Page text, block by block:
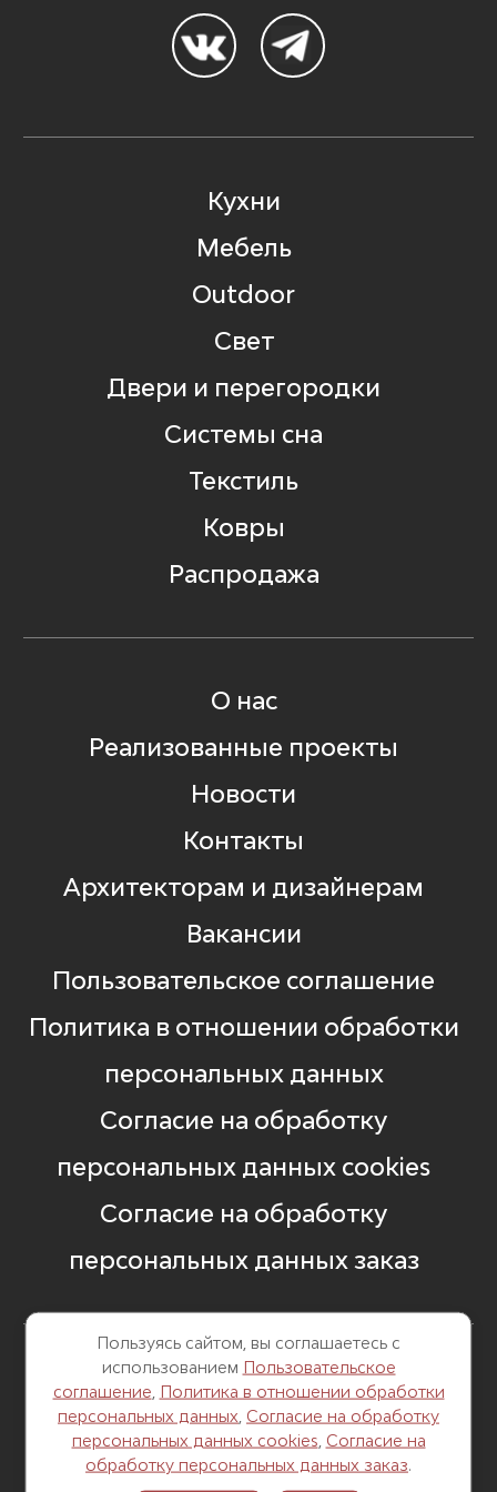
Пользуясь сайтом, вы соглашаетесь с
использованием Пользовательское
соглашение Политика в отношении обработки
персональных данных Согласие на обработку
персональных данных cookies Согласие на
обработку персональных данных заказ.
Кухни
Мебель
Outdoor
Свет
Двери и перегородки
Системы сна
Текстиль
Ковры
Распродажа
О нас
Реализованные проекты
Новости
Контакты
Архитекторам и дизайнерам
Вакансии
Пользовательское соглашение
Политика в отношении обработки
персональных данных
Согласие на обработку
персональных данных cookies
Согласие на обработку
персональных данных заказ
8 499 248 13 82
г. Москва, Б. Саввинский пер. д. 12,
стр. 6